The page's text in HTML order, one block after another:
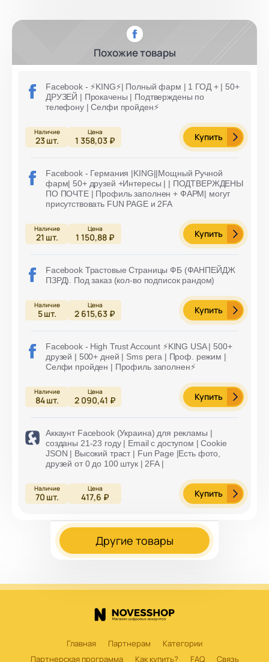
Похожие товары
Facebook - ⚡️KING⚡️| Полный фарм | 1 ГОД + | 50+
ДРУЗЕЙ | Прокачены | Подтверждены по
телефону | Селфи пройден⚡️
23шт. 1 358,03 ₽ Купить
Facebook - Германия |KING||Мощный Ручной
фарм| 50+ друзей +Интересы | | ПОДТВЕРЖДЕНЫ
ПО ПОЧТЕ | Профиль заполнен + ФАРМ| могут
присутствовать FUN PAGE и 2FA
21 шт. 1 150,88 ₽ Купить
Facebook Трастовые Страницы ФБ (ФАНПЕЙДЖ
ПЗРД). Под заказ (кол-во подписок рандом)
5шт. 2 615,63 ₽ Купить
Facebook - High Trust Account ⚡️KING USA | 500+
друзей | 500+ дней | Sms рега | Проф. режим |
Селфи пройден | Профиль заполнен⚡️
84шт. 2 090,41 ₽ Купить
Аккаунт Facebook (Украина) для рекламы |
созданы 21-23 году | Email с доступом | Cookie
JSON | Высокий траст | Fun Page |Есть фото,
друзей от 0 до 100 штук | 2FA |
70 шт. 417,6 ₽ Купить
Другие товары
Главная Партнерам
Категории
Партнерская программа
Как купить? FAQ Связь